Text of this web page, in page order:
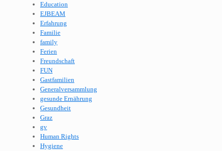
Education
EJBEAM
Erfahrung
Familie
family
Ferien
Freundschaft
FUN
Gastfamilien
Generalversammlung
gesunde Ernährung
Gesundheit
Graz
gv
Human Rights
Hygiene